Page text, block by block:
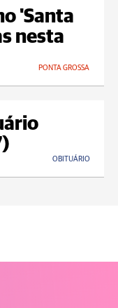
'Santa
nesta
PONTA GROSSA
OBITUÁRIO